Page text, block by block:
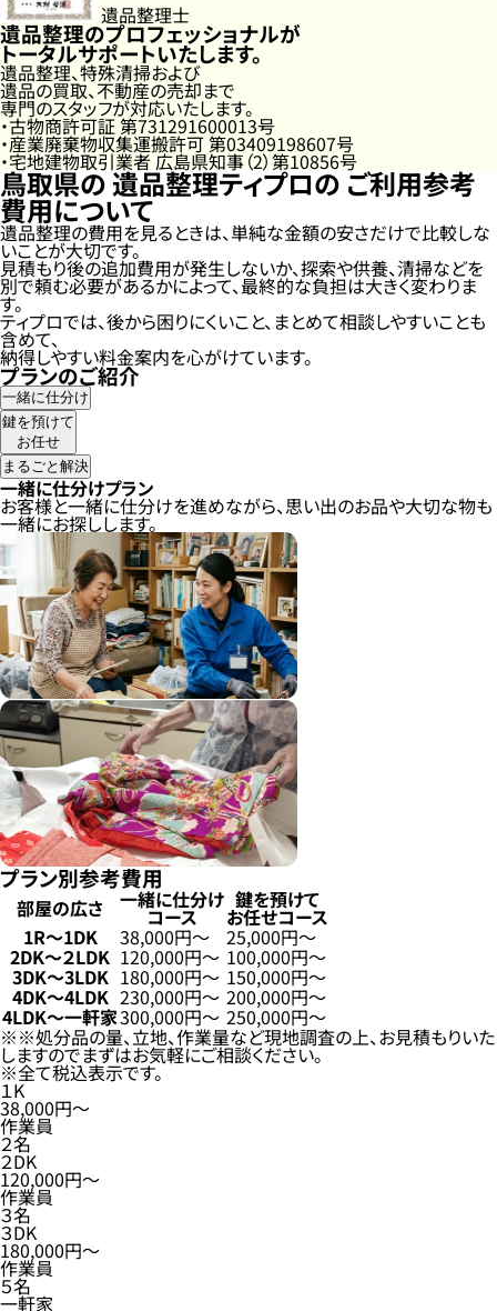
遺品整理士
遺品整理のプロフェッショナルが
トータルサポートいたします。
遺品整理、特殊清掃および
遺品の買取、不動産の売却まで
専門のスタッフが対応いたします。
古物商許可証 第731291600013号
産業廃棄物収集運搬許可 第03409198607号
宅地建物取引業者 広島県知事（2）第10856号
鳥取県の遺品整理ティプロの ご利用参考
費用について
遺品整理の費用を見るときは、単純な金額の安さだけで比較しな
いことが大切です。
見積もり後の追加費用が発生しないか、探索や供養、清掃などを
別で頼む必要があるかによって、最終的な負担は大きく変わりま
す。
ティプロでは、後から困りにくいこと、まとめて相談しやすいことも
含めて、
納得しやすい料金案内を心がけています。
プランのご紹介
一緒に仕分け
鍵を預けて
お任せ
まるごと解決
一緒に仕分けプラン
お客様と一緒に仕分けを進めながら、思い出のお品や大切な物も
一緒にお探しします。
プラン別参考費用
部屋の広さ 一緒に仕分け
コース
鍵を預けて
お任せコース
1R〜1DK 38,000円〜 25,000円〜
2DK〜２LDK 120,000円〜 100,000円〜
3DK〜3LDK 180,000円〜 150,000円〜
4DK〜4LDK 230,000円〜 200,000円〜
4LDK〜一軒家300,000円〜 250,000円〜
※処分品の量、立地、作業量など現地調査の上、お見積もりいた
しますのでまずはお気軽にご相談ください。
全て税込表示です。
１K
38,000円〜
作業員
２名
２DK
120,000円〜
作業員
３名
３DK
180,000円〜
作業員
５名
一軒家